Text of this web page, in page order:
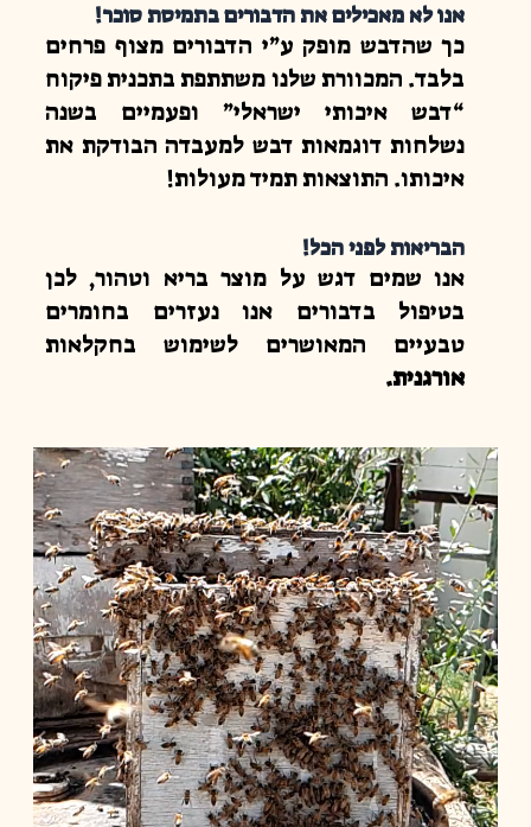
אנו לא מאכילים את הדבורים בתמיסת סוכר!
כך שהדבש מופק ע”י הדבורים מצוף פרחים
בלבד. המכוורת שלנו משתתפת בתכנית פיקוח
“דבש איכותי ישראלי” ופעמיים בשנה
נשלחות דוגמאות דבש למעבדה הבודקת את
איכותו. התוצאות תמיד מעולות!
הבריאות לפני הכל!
אנו שמים דגש על מוצר בריא וטהור, לכן
בטיפול בדבורים אנו נעזרים בחומרים
טבעיים המאושרים לשימוש בחקלאות
אורגנית.